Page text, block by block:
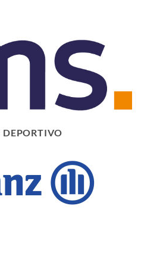
DEPORTIVO